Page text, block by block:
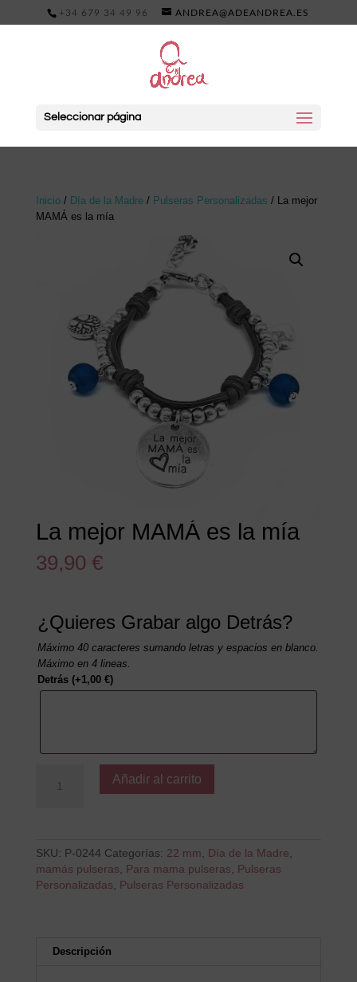
+34 679 34 49 96 ANDREA@ADEANDREA.ES
Seleccionar página
Inicio/ Día de la Madre/ Pulseras Personalizadas / La mejor
MAMÁ es la mía
La mejor MAMÁ es la mía
39,90 €
¿Quieres Grabar algo Detrás?
Máximo 40 caracteres sumando letras y espacios en blanco.
Máximo en 4 lineas.
Detrás (+1,00 €)
mejor
mía
cantidad
Añadir al carrito
SKU: P-0244 Categorías: 22 mm Día de la Madre
mamás pulseras
Para mama pulseras
Pulseras
Personalizadas
Pulseras Personalizadas
Descripción